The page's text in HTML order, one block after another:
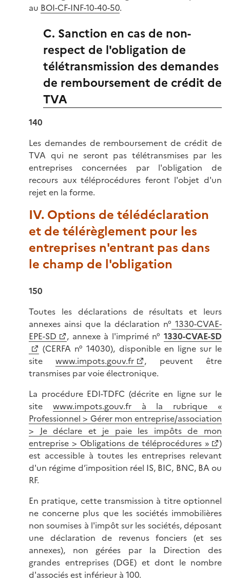
au BOI-CF-INF-10-40-50.
C. Sanction en cas de non-
respect de l'obligation de
télétransmission des demandes
de remboursement de crédit de
TVA
140
Les demandes de remboursement de crédit de
TVA qui ne seront pas télétransmises par les
entreprises concernées par l'obligation de
recours aux téléprocédures feront l'objet d'un
rejet en la forme.
IV. Options de télédéclaration
et de télérèglement pour les
entreprises n'entrant pas dans
le champ de l'obligation
150
Toutes les déclarations de résultats et leurs
annexes ainsi que la déclaration n° 1330-CVAE-
EPE-SD
, annexe à l'imprimé n° 1330-CVAE-SD
(CERFA n° 14030), disponible en ligne sur le
sitewww.impots.gouv.fr
, peuvent être
transmises par voie électronique.
La procédure EDI-TDFC (décrite en ligne sur le
site www.impots.gouv.fr à la rubrique «
Professionnel > Gérer mon entreprise/association
> Je déclare et je paie les impôts de mon
entreprise > Obligations de téléprocédures »
)
est accessible à toutes les entreprises relevant
d'un régime d’imposition réel IS, BIC, BNC, BA ou
RF.
En pratique, cette transmission à titre optionnel
ne concerne plus que les sociétés immobilières
non soumises à l'impôt sur les sociétés, déposant
une déclaration de revenus fonciers (et ses
annexes), non gérées par la Direction des
grandes entreprises (DGE) et dont le nombre
d'associés est inférieur à 100.